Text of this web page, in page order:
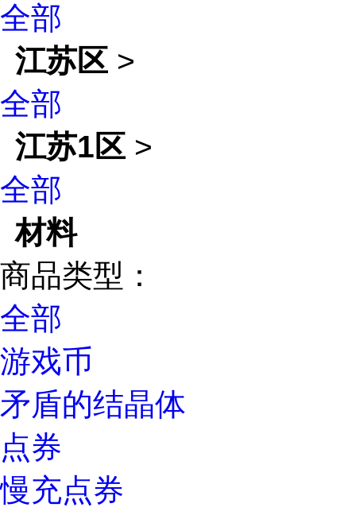
全部
江苏区 >
全部
江苏1区 >
全部
材料
商品类型：
全部
游戏币
矛盾的结晶体
点券
慢充点券